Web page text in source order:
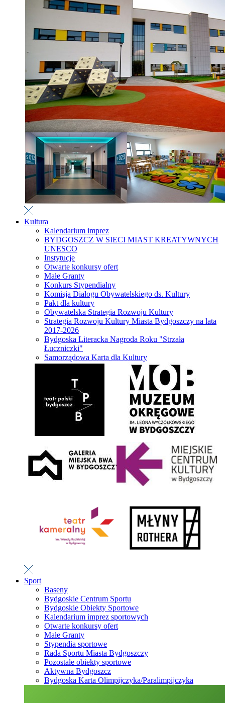
Kultura
Kalendarium imprez
BYDGOSZCZ W SIECI MIAST KREATYWNYCH
UNESCO
Instytucje
Otwarte konkursy ofert
Małe Granty
Konkurs Stypendialny
Komisja Dialogu Obywatelskiego ds. Kultury
Pakt dla kultury
Obywatelska Strategia Rozwoju Kultury
Strategia Rozwoju Kultury Miasta Bydgoszczy na lata
2017-2026
Bydgoska Literacka Nagroda Roku "Strzała
Łuczniczki"
Samorządowa Karta dla Kultury
Sport
Baseny
Bydgoskie Centrum Sportu
Bydgoskie Obiekty Sportowe
Kalendarium imprez sportowych
Otwarte konkursy ofert
Małe Granty
Stypendia sportowe
Rada Sportu Miasta Bydgoszczy
Pozostałe obiekty sportowe
Aktywna Bydgoszcz
Bydgoska Karta Olimpijczyka/Paralimpijczyka